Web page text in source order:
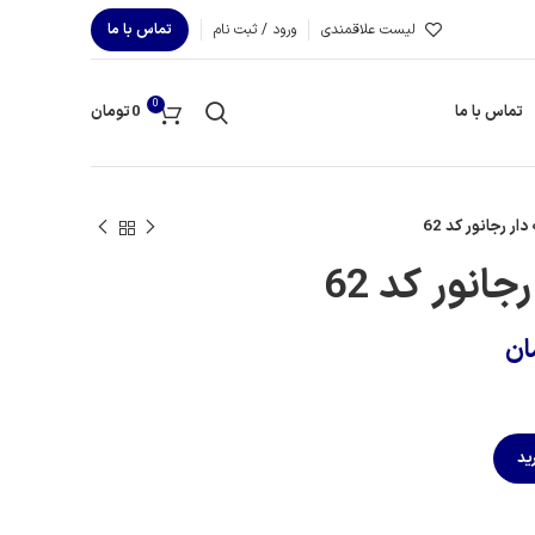
لیست علاقمندی ورود / ثبت نام تماس با ما
تماس با ما 0
0تومان
رجانور کد 62
کد 62